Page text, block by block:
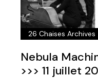
26 Chaises Archives
Nebula
>>> 11 juillet